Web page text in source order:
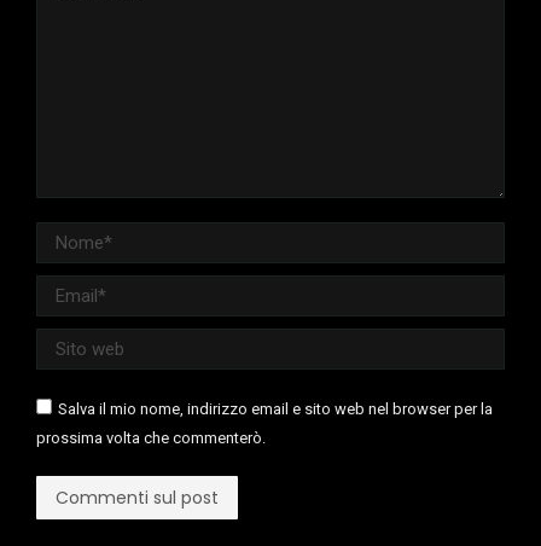
Nome *
Email *
Sito web
Salva il mio nome, indirizzo email e sito web nel browser per la
prossima volta che commenterò.
Commenti sul post